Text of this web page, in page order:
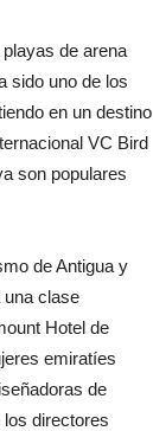
de arena
sido uno de los
en un destino
VC Bird
son populares
de Antigua y
una clase
Hotel de
emiratíes
de
directores